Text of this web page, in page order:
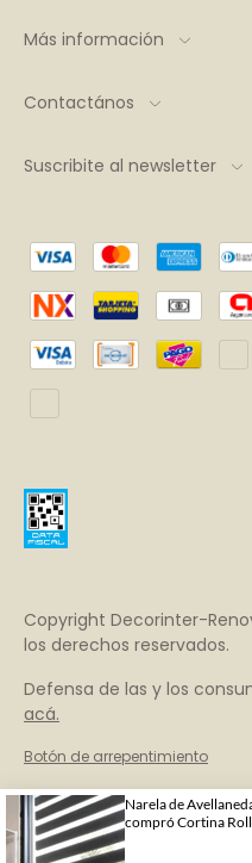
Más información
Contactános
Suscribite al newsletter
Copyright Decorinter-
los derechos reservados.
Defensa de las y los
acá.
Botón de arrepentimiento